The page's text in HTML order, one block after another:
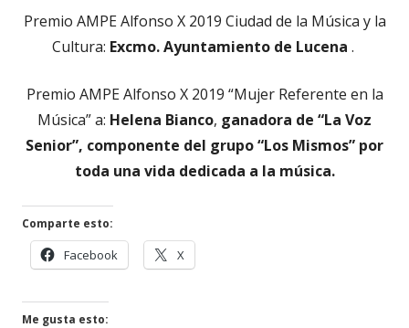
Premio AMPE Alfonso X 2019 Ciudad de la Música y la
Cultura: Excmo. Ayuntamiento de Lucena .
Premio AMPE Alfonso X 2019 “Mujer Referente en la
Música” a: Helena Bianco, ganadora de “La Voz
Senior”, componente del grupo “Los Mismos” por
toda una vida dedicada a la música.
Comparte esto:
Facebook
en
X
en
Me gusta esto: